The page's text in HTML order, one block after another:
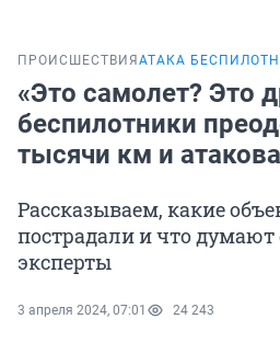
ПРОИСШЕСТВИЯ АТАКА
«Это самолет? Это
беспилотники
тысячи км и
Рассказываем, какие
пострадали и что
эксперты
3 апреля 2024, 07:01 24 243